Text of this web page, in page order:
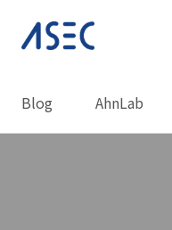
Blog AhnLab